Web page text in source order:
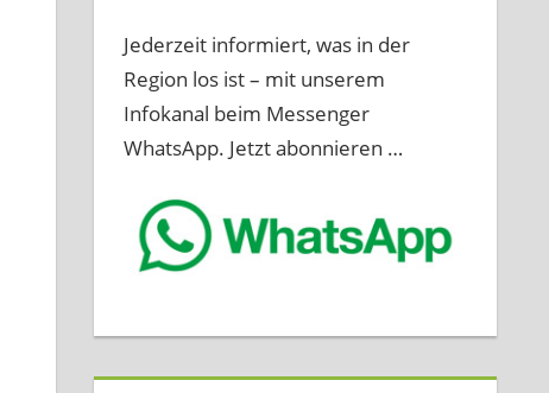
Jederzeit informiert, was in der
Region los ist – mit unserem
Infokanal beim Messenger
WhatsApp. Jetzt abonnieren …